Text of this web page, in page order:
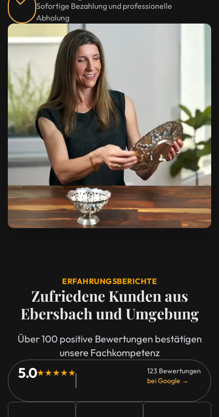
Sofortige Bezahlung und professionelle
Abholung
ERFAHRUNGSBERICHTE
Zufriedene Kunden aus
Ebersbach und Umgebung
Über 100 positive Bewertungen bestätigen
unsere Fachkompetenz
5.0★★★★★
123 Bewertungen
bei Google →